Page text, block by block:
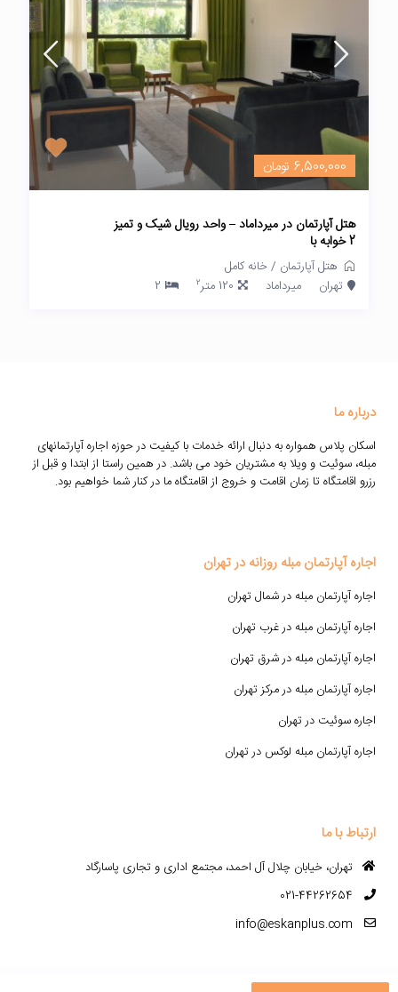
6,500,000 تومان
هتل آپارتمان در میرداماد – واحد رویال شیک و تمیز
2 خوابه با
هتل آپارتمان /خانه کامل
تهران
میرداماد 120 متر 2
2
درباره ما
اسکان پلاس همواره به دنبال ارائه خدمات با کیفیت در حوزه اجاره آپارتمانهای
مبله، سوئیت و ویلا به مشتریان خود می باشد. در همین راستا از ابتدا و قبل از
رزرو اقامتگاه تا زمان اقامت و خروج از اقامتگاه ما در کنار شما خواهیم بود.
اجاره آپارتمان مبله روزانه در تهران
اجاره آپارتمان مبله در شمال تهران
اجاره آپارتمان مبله در غرب تهران
اجاره آپارتمان مبله در شرق تهران
اجاره آپارتمان مبله در مرکز تهران
اجاره سوئیت در تهران
اجاره آپارتمان مبله لوکس در تهران
ارتباط با ما
تهران، خیابان چلال آل احمد، مجتمع اداری و تجاری پاسارگاد
021-44262654
info@eskanplus.com